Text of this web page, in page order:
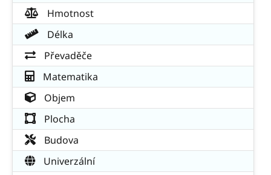
Hmotnost
Délka
Převaděče
Matematika
Objem
Plocha
Budova
Univerzální